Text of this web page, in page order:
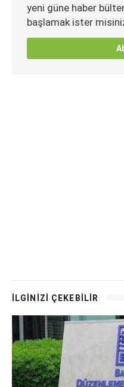
yeni güne haber
başlamak ister
İLGİNİZİ ÇEKEBİLİR